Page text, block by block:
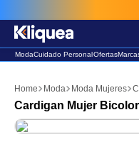
ModaCuidado PersonalOfertas
Moda Moda Mujeres
Cardigan Mujer
2. faldas